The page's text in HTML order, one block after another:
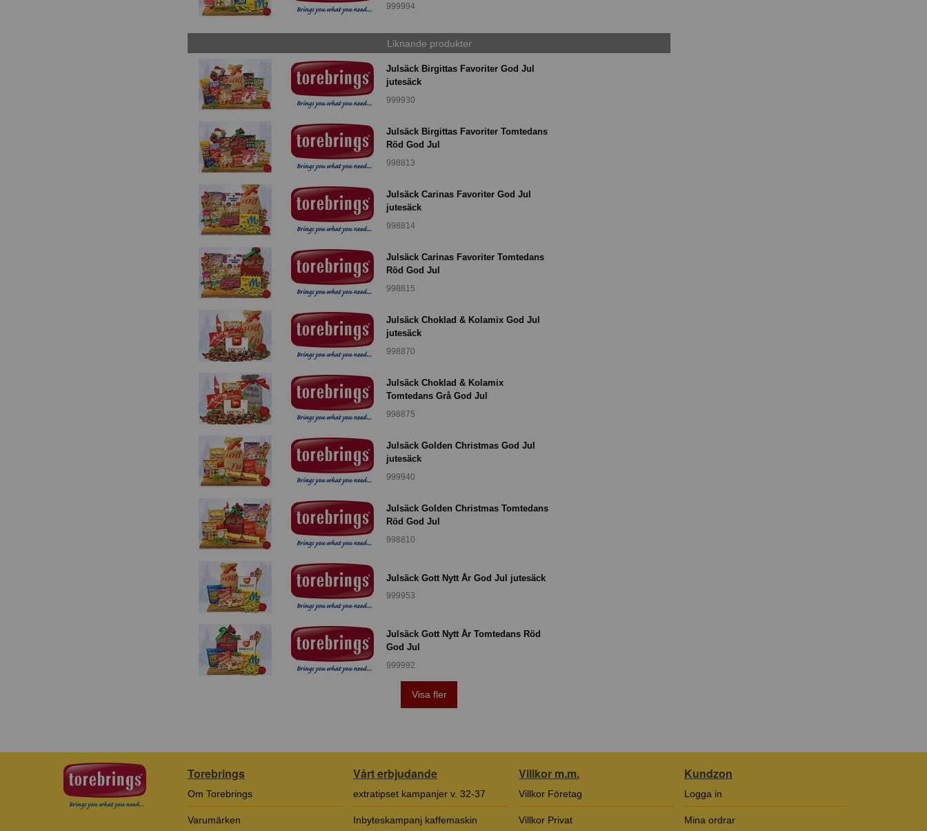
999994
Liknande produkter
Julsäck Birgittas Favoriter God Jul
jutesäck
999930
Julsäck Birgittas Favoriter Tomtedans
Röd God Jul
998813
Julsäck Carinas Favoriter God Jul
jutesäck
998814
Julsäck Carinas Favoriter Tomtedans
Röd God Jul
998815
Julsäck Choklad & Kolamix God Jul
jutesäck
998870
Julsäck Choklad & Kolamix
Tomtedans Grå God Jul
998875
Julsäck Golden Christmas God Jul
jutesäck
999940
Julsäck Golden Christmas Tomtedans
Röd God Jul
998810
Julsäck Gott Nytt År God Jul jutesäck
999953
Julsäck Gott Nytt År Tomtedans Röd
God Jul
999992
Visa fler
Torebrings
Om Torebrings
Varumärken
Vårt erbjudande
extratipset kampanjer v. 32-37
Inbyteskampanj kaffemaskin
Villkor m.m.
Villkor Företag
Villkor Privat
Kundzon
Logga in
Mina ordrar